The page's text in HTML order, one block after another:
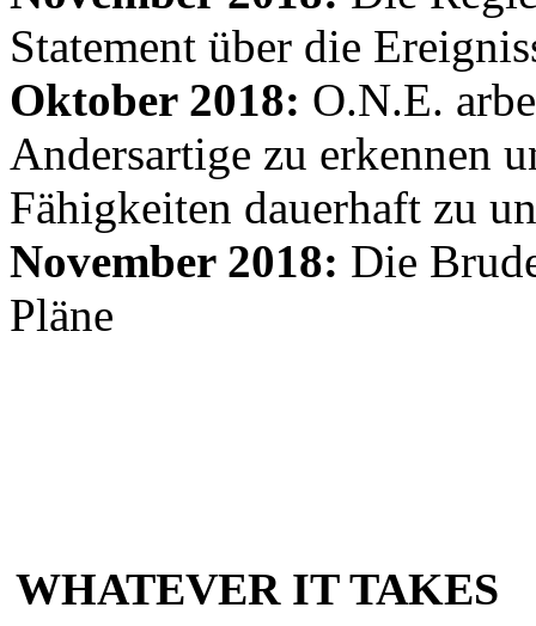
Statement über die
Oktober 2018: O.N.E.
Andersartige zu erkennen
Fähigkeiten dauerhaft zu
November 2018: Die
Pläne
WHATEVER IT TAKES